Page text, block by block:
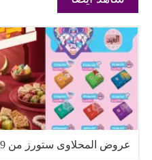
عروض المحلاوى ستورز من 9 اغسطس 2026 حلاوة المولد